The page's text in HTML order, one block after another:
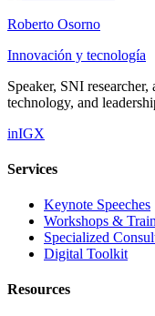
Roberto Osorno
Innovación y tecnología
Speaker, SNI
technology, and
inIGX
Services
Keynote Speeches
Workshops &
Specialized
Digital Toolkit
Resources